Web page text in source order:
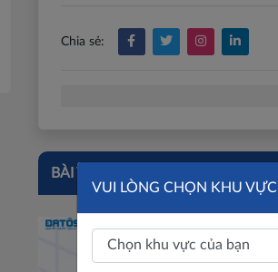
Chia sẻ:
BÀI VIẾT LIÊN QUAN
VUI LÒNG CHỌN KHU